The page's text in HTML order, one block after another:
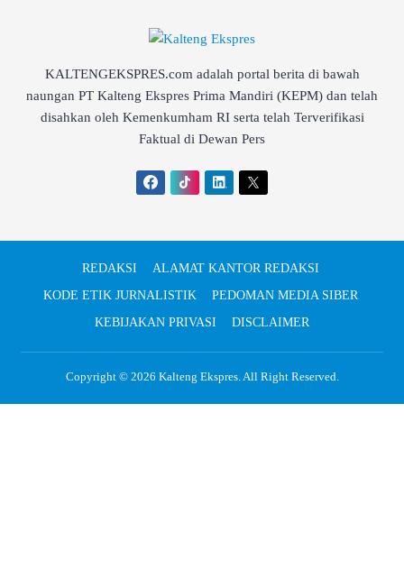
KALTENGEKSPRES.com adalah portal berita di bawah
naungan PT Kalteng Ekspres Prima Mandiri (KEPM) dan telah
disahkan oleh Kemenkumham RI serta telah Terverifikasi
Faktual di Dewan Pers
REDAKSI
ALAMAT KANTOR REDAKSI
KODE ETIK JURNALISTIK
PEDOMAN MEDIA SIBER
KEBIJAKAN PRIVASI
DISCLAIMER
Copyright © 2026 Kalteng Ekspres. All Right Reserved.